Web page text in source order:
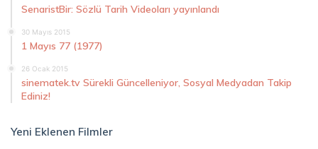
SenaristBir: Sözlü Tarih Videoları yayınlandı
30 Mayıs 2015
1 Mayıs 77 (1977)
26 Ocak 2015
sinematek.tv Sürekli Güncelleniyor, Sosyal Medyadan Takip
Ediniz!
Yeni Eklenen Filmler